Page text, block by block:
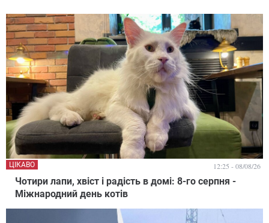
Чотири лапи, хвіст і радість в домі: 8-го серпня -
Міжнародний день котів
ЦІКАВО 12:25 - 08/08/26